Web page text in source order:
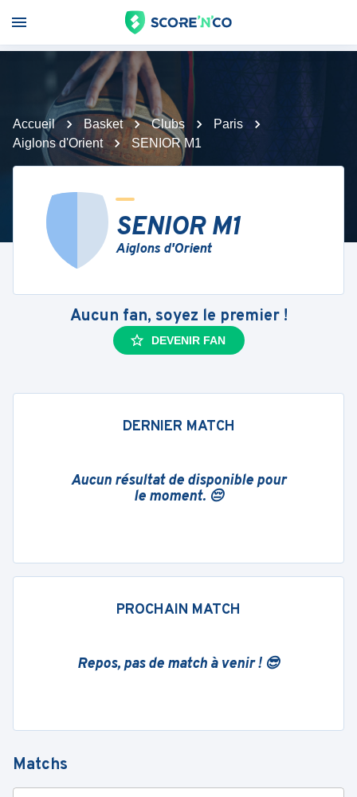
Accueil Basket Clubs
Paris
Aiglons d'Orient
SENIOR M1
SENIOR M1
Aiglons d'Orient
Aucun fan, soyez le premier !
DEVENIR FAN
DERNIER MATCH
Aucun résultat de disponible pour
le moment. 😔
PROCHAIN MATCH
Repos, pas de match à venir ! 😎
Matchs